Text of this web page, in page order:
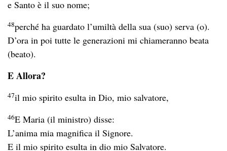
e Santo è il suo nome;
48perché ha guardato l’umiltà della sua (suo) serva (o).
D’ora in poi tutte le generazioni mi chiameranno beata
(beato).
E Allora?
47il mio spirito esulta in Dio, mio salvatore,
46E Maria (il ministro) disse:
L’anima mia magnifica il Signore.
E il mio spirito esulta in dio mio Salvatore.